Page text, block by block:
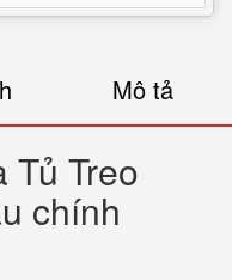
Mô tả
Tủ Treo
chính